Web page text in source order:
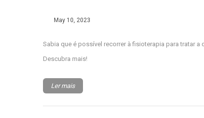
May 10, 2023
Sabia que é possível recorrer à fisioterapia para tratar
Descubra mais!
Ler mais